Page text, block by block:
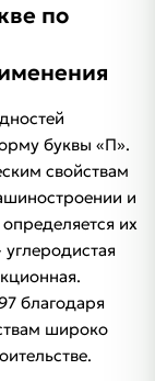
по
буквы «П».
свойствам
и
их
благодаря
широко